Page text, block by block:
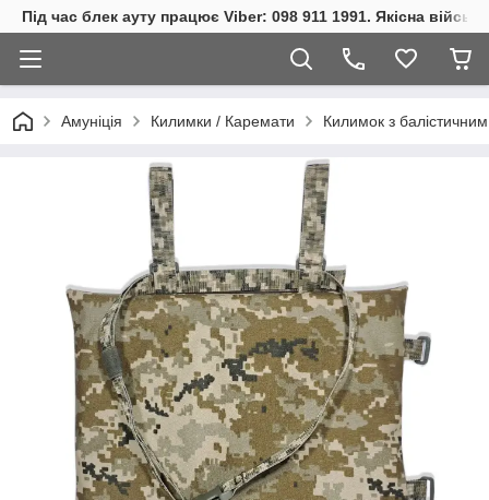
Під час блек ауту працює Viber: 098 911 1991. Якісна
Амуніція Килимки / Каремати Килимок з